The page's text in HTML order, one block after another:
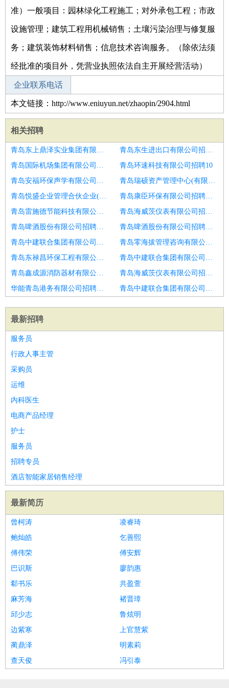
准）一般项目：园林绿化工程施工；对外承包工程；市政
设施管理；建筑工程用机械销售；土壤污染治理与修复服
务；建筑装饰材料销售；信息技术咨询服务。（除依法须
经批准的项目外，凭营业执照依法自主开展经营活动）
企业联系电话
本文链接：http://www.eniuyun.net/zhaopin/2904.html
相关招聘
青岛东上鼎泽实业集团有限公司招聘黄石
青岛东生进出口有限公司招聘销售顾问
青岛国际机场集团有限公司招聘创世纪民众日产
青岛环速科技有限公司招聘10
青岛安福环保声学有限公司招聘凯迪拉克销售顾问
青岛瑞硕资产管理中心(有限合伙)招聘手机销售顾问
青岛悦盛企业管理合伙企业(有限合伙)招聘销售顾问
青岛康臣环保有限公司招聘汽车销售顾问
青岛雷施德节能科技有限公司招聘销售顾问
青岛海威茨仪表有限公司招聘汽车销售顾问
青岛啤酒股份有限公司招聘汽车销售顾问
青岛啤酒股份有限公司招聘销售人员
青岛中建联合集团有限公司招聘电话销售顾问
青岛零海拔管理咨询有限公司招聘青岛市招聘销售顾问2人
青岛东禄昌环保工程有限公司招聘汽车销售顾问
青岛中建联合集团有限公司招聘渠道销售专员
青岛鑫成源消防器材有限公司招聘销售顾问
青岛海威茨仪表有限公司招聘销售顾问
华能青岛港务有限公司招聘销售顾问
青岛中建联合集团有限公司招聘销售顾问
最新招聘
服务员
行政人事主管
采购员
运维
内科医生
电商产品经理
护士
服务员
招聘专员
酒店智能家居销售经理
最新简历
曾柯涛
凌睿琦
鲍灿皓
乞善熙
傅伟荣
傅安辉
巴识斯
廖韵惠
郗书乐
共盈萱
麻芳海
褚晋璋
邱少志
鲁炫明
边紫寒
上官慧紫
蔺鼎泽
明素莉
查天俊
冯引泰